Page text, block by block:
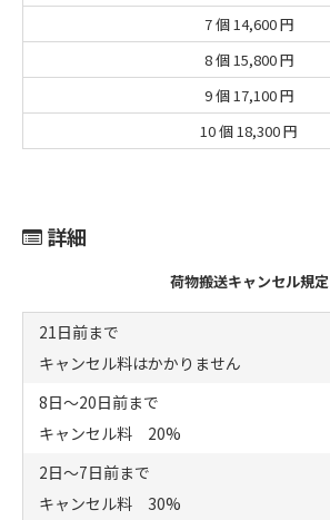
7 個14,600 円
8 個15,800 円
9 個17,100 円
10 個18,300 円
詳細
荷物搬送キャンセル規定
21日前まで
キャンセル料はかかりません
8日～20日前まで
キャンセル料 20%
2日～7日前まで
キャンセル料 30%